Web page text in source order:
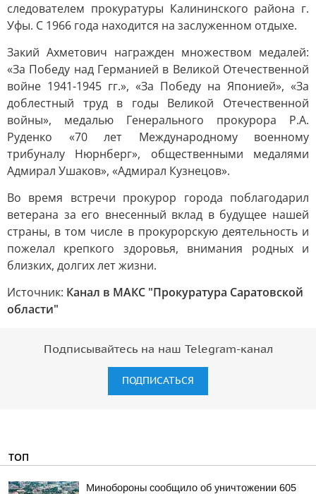
следователем прокуратуры Калининского района г.
Уфы. С 1966 года находится на заслуженном отдыхе.
Закий Ахметович награжден множеством медалей:
«За Победу над Германией в Великой Отечественной
войне 1941-1945 гг.», «За Победу на Японией», «За
доблестный труд в годы Великой Отечественной
войны», медалью Генерального прокурора Р.А.
Руденко «70 лет Международному военному
трибуналу Нюрнберг», общественными медалями
Адмирал Ушаков», «Адмирал Кузнецов».
Во время встречи прокурор города поблагодарил
ветерана за его внесенный вклад в будущее нашей
страны, в том числе в прокурорскую деятельность и
пожелал крепкого здоровья, внимания родных и
близких, долгих лет жизни.
Источник: Канал в МАКС "Прокуратура Саратовской
области"
Подписывайтесь на наш Telegram-канал
ПОДПИСАТЬСЯ
ТОП
Минобороны сообщило об уничтожении 605